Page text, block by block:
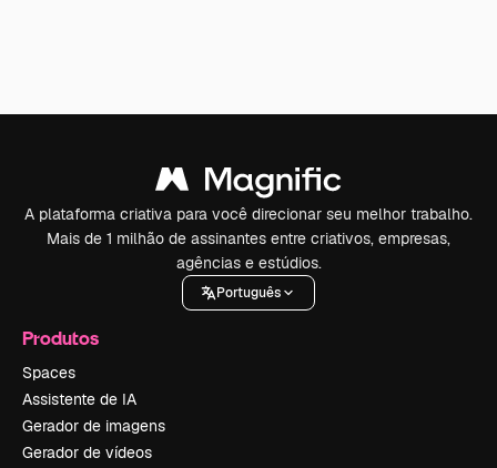
A plataforma criativa para você direcionar seu melhor trabalho.
Mais de 1 milhão de assinantes entre criativos, empresas,
agências e estúdios.
Português
Produtos
Spaces
Assistente de IA
Gerador de imagens
Gerador de vídeos